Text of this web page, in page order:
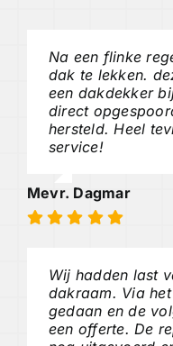
Na een flinke
dak te lekken.
een dakdekker
direct
hersteld. Heel
service!
Mevr. Dagmar
Wij hadden last
dakraam. Via
gedaan en de
een offerte. De